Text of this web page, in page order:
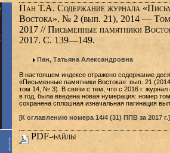
Пан Т.А. Содержание журнала
Востока». № 2 (вып. 21), 2014 —
2017 // Письменные памятники
2017. С. 139—149.
Пан, Татьяна Александровна
В настоящем индексе отражено содержание
«Письменные памятники Востока»: вып. 21
том 14, № 3). В связи с тем, что с 2016 г. журнал
в год, была введена новая нумерация: номер
сохранена сплошная изначальная пагинация
[К оглавлению номера 14/4 (31) ППВ за 2017 г.]
PDF-файлы